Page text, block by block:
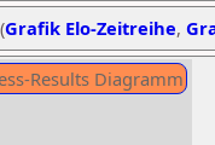
Grafik Elo-Zeitreihe,